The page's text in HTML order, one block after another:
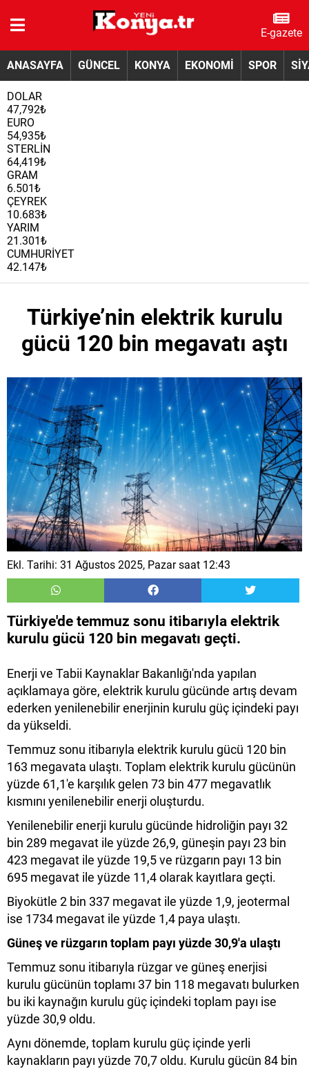
E-gazete
ANASAYFA GÜNCEL KONYA EKONOMİ SPOR
DOLAR
47,792₺
EURO
54,935₺
STERLİN
64,419₺
GRAM
6.501₺
ÇEYREK
10.683₺
YARIM
21.301₺
CUMHURİYET
42.147₺
Türkiye’nin elektrik kurulu
gücü 120 bin megavatı aştı
Ekl. Tarihi: 31 Ağustos 2025, Pazar saat 12:43
Türkiye'de temmuz sonu itibarıyla elektrik
kurulu gücü 120 bin megavatı geçti.
Enerji ve Tabii Kaynaklar Bakanlığı'nda yapılan
açıklamaya göre, elektrik kurulu gücünde artış devam
ederken yenilenebilir enerjinin kurulu güç içindeki payı
da yükseldi.
Temmuz sonu itibarıyla elektrik kurulu gücü 120 bin
163 megavata ulaştı. Toplam elektrik kurulu gücünün
yüzde 61,1'e karşılık gelen 73 bin 477 megavatlık
kısmını yenilenebilir enerji oluşturdu.
Yenilenebilir enerji kurulu gücünde hidroliğin payı 32
bin 289 megavat ile yüzde 26,9, güneşin payı 23 bin
423 megavat ile yüzde 19,5 ve rüzgarın payı 13 bin
695 megavat ile yüzde 11,4 olarak kayıtlara geçti.
Biyokütle 2 bin 337 megavat ile yüzde 1,9, jeotermal
ise 1734 megavat ile yüzde 1,4 paya ulaştı.
Güneş ve rüzgarın toplam payı yüzde 30,9'a ulaştı
Temmuz sonu itibarıyla rüzgar ve güneş enerjisi
kurulu gücünün toplamı 37 bin 118 megavatı bulurken
bu iki kaynağın kurulu güç içindeki toplam payı ise
yüzde 30,9 oldu.
Aynı dönemde, toplam kurulu güç içinde yerli
kaynakların payı yüzde 70,7 oldu. Kurulu gücün 84 bin